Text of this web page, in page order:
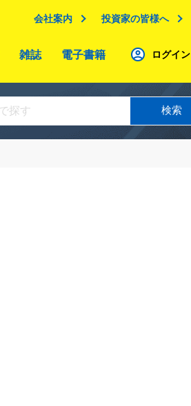
会社案内 投資家の皆様へ
雑誌 電子書籍 ログイン
検索